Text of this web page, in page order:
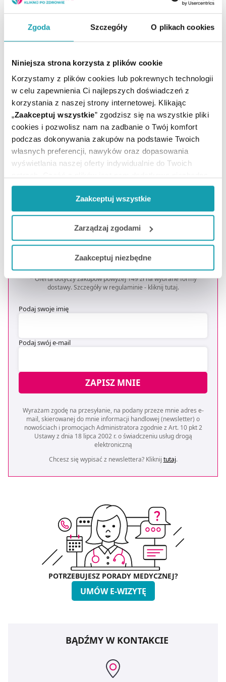
Zgoda Szczegóły O plikach cookies
Niniejsza strona korzysta z plików cookie
Korzystamy z plików cookies lub pokrewnych technologii
w celu zapewnienia Ci najlepszych doświadczeń z
korzystania z naszej strony internetowej. Klikając
„Zaakceptuj wszystkie” zgodzisz się na wszystkie pliki
cookies i pozwolisz nam na zadbanie o Twój komfort
podczas dokonywania zakupów na podstawie Twoich
własnych preferencji, nawyków oraz dopasowania
wyświetlania naszej oferty indywidualnie do Twoich
do prawidłowego działania Portalu oraz jego
funkcjonalności. W zależności od funkcji, dane o tym jak
korzystasz z naszej witryny będą również przekazywane
do naszych Partnerów marketingowych i analitycznych.
Jeżeli chcesz dostosować swoją zgodę i wybrać tylko
niektóre dodatkowe funkcje, z którymi wiąże się
zbieranie danych o Twojej aktywności dokonaj
preferowanych przez Ciebie wyborów i kliknij „Zarządzaj
pozyskiwanie od Ciebie danych, które nie są niezbędne
Zaakceptuj wszystkie
Zarządzaj zgodami
Zaakceptuj niezbędne
ARTYKUŁY
MOŻE CI SIĘ PRZYDAĆ
Zapisz się do newslettera
OTRZYMAJ KOD NA DARMOWĄ
DOSTAWĘ*
* Oferta dotyczy zakupów powyżej 149 zł na wybrane formy
dostawy. Szczegóły w regulaminie - kliknij tutaj.
Podaj swoje imię
Podaj swój e-mail
ZAPISZ MNIE
Wyrażam zgodę na przesyłanie, na podany przeze mnie adres e-
mail, skierowanej do mnie informacji handlowej (newsletter) o
nowościach i promocjach Administratora zgodnie z Art. 10 pkt 2
Ustawy z dnia 18 lipca 2002 r. o świadczeniu usług drogą
elektroniczną
Chcesz się wypisać z newslettera? Kliknij tutaj.
POTRZEBUJESZ PORADY MEDYCZNEJ?
UMÓW E-WIZYTĘ
BĄDŹMY W KONTAKCIE